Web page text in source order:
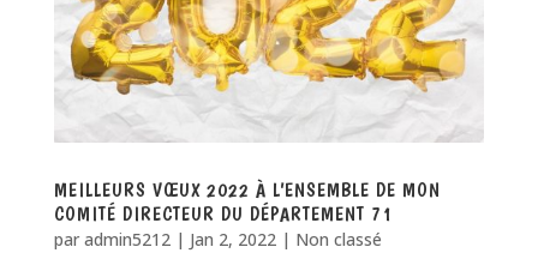
MEILLEURS VŒUX 2022 À L’ENSEMBLE DE MON
COMITÉ DIRECTEUR DU DÉPARTEMENT 71
par admin5212| Jan 2, 2022| Non classé